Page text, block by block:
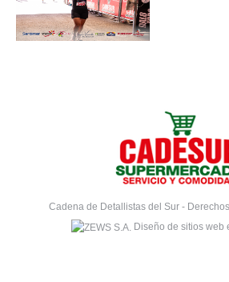
Cadena de Detallistas del Sur -
Diseño de sitios web